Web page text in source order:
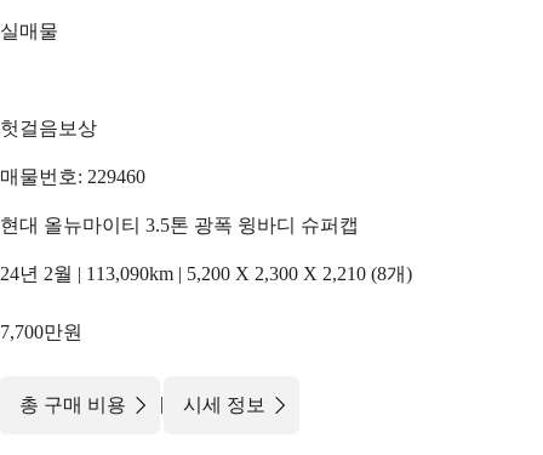
실매물
헛걸음보상
매물번호: 229460
현대 올뉴마이티 3.5톤 광폭 윙바디 슈퍼캡
24년 2월 | 113,090km | 5,200 X 2,300 X 2,210 (8개)
7,700만원
총 구매 비용 | 시세 정보